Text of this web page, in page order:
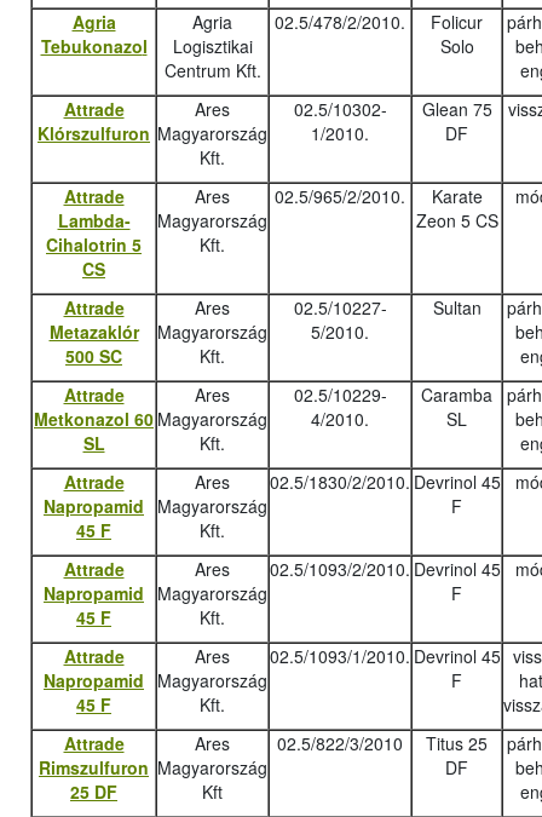
Agria
Tebukonazol
Agria
Logisztikai
Centrum Kft.
02.5/478/2/2010.
Folicur
Solo
Attrade
Klórszulfuron
Ares
Magyarország
Kft.
02.5/10302-
1/2010.
Glean 75
DF
Attrade
Lambda-
Cihalotrin 5
CS
Ares
Magyarország
Kft.
02.5/965/2/2010.
Karate
Zeon 5 CS
Attrade
Metazaklór
500 SC
Ares
Magyarország
Kft.
02.5/10227-
5/2010.
Sultan
Attrade
Metkonazol 60
SL
Ares
Magyarország
Kft.
02.5/10229-
4/2010.
Caramba
SL
Attrade
Napropamid
45 F
Ares
Magyarország
Kft.
02.5/1830/2/2010. Devrinol 45
F
Attrade
Napropamid
45 F
Ares
Magyarország
Kft.
02.5/1093/2/2010. Devrinol 45
F
Attrade
Napropamid
45 F
Ares
Magyarország
Kft.
02.5/1093/1/2010. Devrinol 45
F
Attrade
Rimszulfuron
25 DF
Ares
Magyarország
Kft
02.5/822/3/2010
Titus 25
DF